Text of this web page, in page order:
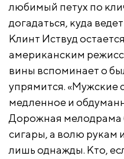
любимый петух по
догадаться, куда
Клинт Иствуд
американским
вины вспоминает о
упрямится. «Мужские
медленное и
Дорожная мелодрама
сигары, а волю рукам
лишь однажды. Кто,